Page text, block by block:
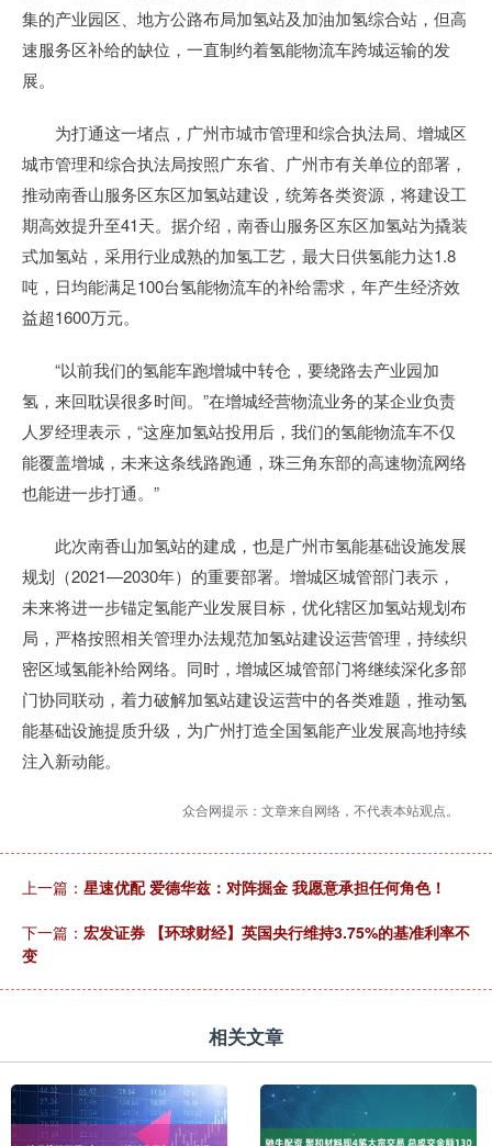
集的产业园区、地方公路布局加氢站及加油加氢综合站，但高
速服务区补给的缺位，一直制约着氢能物流车跨城运输的发
展。
为打通这一堵点，广州市城市管理和综合执法局、增城区
城市管理和综合执法局按照广东省、广州市有关单位的部署，
推动南香山服务区东区加氢站建设，统筹各类资源，将建设工
期高效提升至41天。据介绍，南香山服务区东区加氢站为撬装
式加氢站，采用行业成熟的加氢工艺，最大日供氢能力达1.8
吨，日均能满足100台氢能物流车的补给需求，年产生经济效
益超1600万元。
“以前我们的氢能车跑增城中转仓，要绕路去产业园加
氢，来回耽误很多时间。”在增城经营物流业务的某企业负责
人罗经理表示，“这座加氢站投用后，我们的氢能物流车不仅
能覆盖增城，未来这条线路跑通，珠三角东部的高速物流网络
也能进一步打通。”
此次南香山加氢站的建成，也是广州市氢能基础设施发展
规划（2021—2030年）的重要部署。增城区城管部门表示，
未来将进一步锚定氢能产业发展目标，优化辖区加氢站规划布
局，严格按照相关管理办法规范加氢站建设运营管理，持续织
密区域氢能补给网络。同时，增城区城管部门将继续深化多部
门协同联动，着力破解加氢站建设运营中的各类难题，推动氢
能基础设施提质升级，为广州打造全国氢能产业发展高地持续
注入新动能。
众合网提示：文章来自网络，不代表本站观点。
上一篇： 星速优配 爱德华兹：对阵掘金 我愿意承担任何角色！
下一篇： 宏发证券 【环球财经】英国央行维持3.75%的基准利率不
变
相关文章